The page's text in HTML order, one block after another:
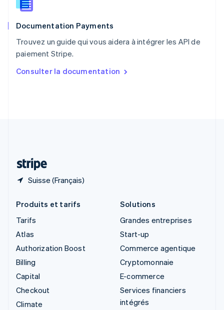
Documentation Payments
Trouvez un guide qui vous aidera à intégrer les API de
paiement Stripe.
Consulter la documentation
Suisse (Français)
Roumanie
Royaume-Uni
Singapour
English 简体中文
English
Produits et tarifs
Tarifs
Atlas
Authorization Boost
Billing
Capital
Checkout
Climate
Solutions
Grandes entreprises
Start-up
Commerce agentique
Cryptomonnaie
E-commerce
Services financiers
intégrés